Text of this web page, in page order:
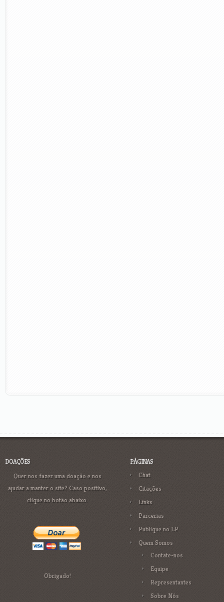
DOAÇÕES
Quer nos fazer uma doação e nos
ajudar a manter o site? Caso positivo,
clique no botão abaixo.
Obrigado!
PÁGINAS
Chat
Citações
Links
Parcerias
Publique no LP
Quem Somos
Contate-nos
Equipe
Representantes
Sobre Nós